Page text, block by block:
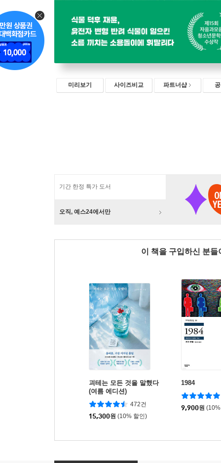
미리보기 사이즈비교 파트너샵
기간 한정 특가 도서
오직, 예스24에서만
이 책을 구입하신 분
괴테는 모든 것을 말했다
(여름 에디션)
472건
15,300원 (10% 할인)
1984
9,900원